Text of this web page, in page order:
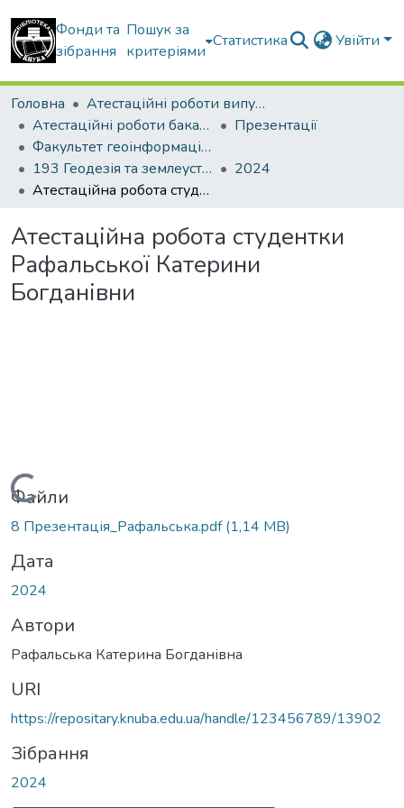
Фонди та
зібрання
Пошук за
критеріями
Статистика Увійти
Головна
Атестаційні роботи випускників
Атестаційні роботи бакалаврів
Презентації
Факультет геоінформаційних систем та управління територіями
193 Геодезія та землеустрій. Геоінформаційні системи і технології
2024
Атестаційна робота студентки Рафальської Катерини Богданівни
Атестаційна робота студентки
Рафальської Катерини
Богданівни
Вантажиться...
Файли
8 Презентація_Рафальська.pdf(1,14 MB)
Дата
2024
Автори
Рафальська Катерина Богданівна
URI
https://repositary.knuba.edu.ua/handle/123456789/13902
Зібрання
2024